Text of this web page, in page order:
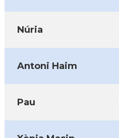
Núria
Antoni Haim
Pau